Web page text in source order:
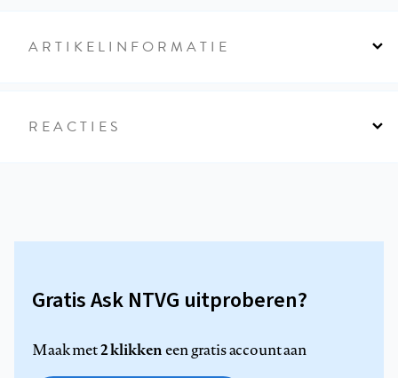
ARTIKELINFORMATIE
REACTIES
Gratis Ask NTVG uitproberen?
Maak met2 klikkeneen gratis account aan